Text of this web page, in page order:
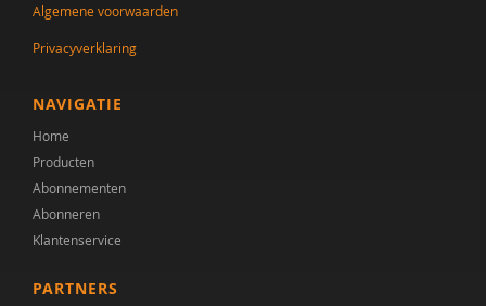
Iris Brinkhof
J.K. Buitelaar
Jan Buitelaar
Algemene voorwaarden
Privacyverklaring
NAVIGATIE
Home
Producten
Abonnementen
Abonneren
Klantenservice
PARTNERS